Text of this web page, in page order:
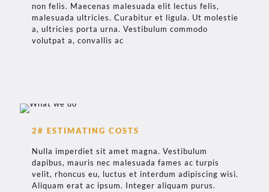
non felis. Maecenas malesuada elit lectus felis,
malesuada ultricies. Curabitur et ligula. Ut molestie
a, ultricies porta urna. Vestibulum commodo
volutpat a, convallis ac
2# ESTIMATING COSTS
Nulla imperdiet sit amet magna. Vestibulum
dapibus, mauris nec malesuada fames ac turpis
velit, rhoncus eu, luctus et interdum adipiscing wisi.
Aliquam erat ac ipsum. Integer aliquam purus.